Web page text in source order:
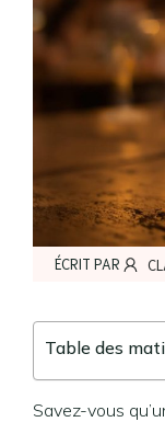
ÉCRIT PAR
Table des
Savez-vous